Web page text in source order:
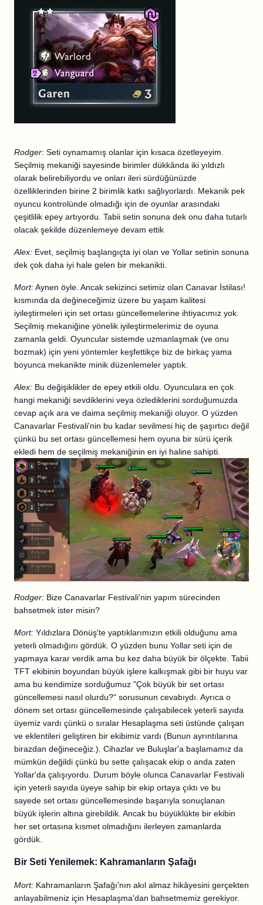
Rodger: Seti oynamamış olanlar için kısaca özetleyeyim.
Seçilmiş mekaniği sayesinde birimler dükkânda iki yıldızlı
olarak belirebiliyordu ve onları ileri sürdüğünüzde
özelliklerinden birine 2 birimlik katkı sağlıyorlardı. Mekanik pek
oyuncu kontrolünde olmadığı için de oyunlar arasındaki
çeşitlilik epey artıyordu. Tabii setin sonuna dek onu daha tutarlı
olacak şekilde düzenlemeye devam ettik
Alex: Evet, seçilmiş başlangıçta iyi olan ve Yollar setinin sonuna
dek çok daha iyi hale gelen bir mekanikti.
Mort:Aynen öyle. Ancak sekizinci setimiz olan Canavar İstilası!
kısmında da değineceğimiz üzere bu yaşam kalitesi
iyileştirmeleri için set ortası güncellemelerine ihtiyacımız yok.
Seçilmiş mekaniğine yönelik iyileştirmelerimiz de oyuna
zamanla geldi. Oyuncular sistemde uzmanlaşmak (ve onu
bozmak) için yeni yöntemler keşfettikçe biz de birkaç yama
boyunca mekanikte minik düzenlemeler yaptık.
Alex: Bu değişiklikler de epey etkili oldu. Oyunculara en çok
hangi mekaniği sevdiklerini veya özlediklerini sorduğumuzda
cevap açık ara ve daima seçilmiş mekaniği oluyor. O yüzden
Canavarlar Festivali'nin bu kadar sevilmesi hiç de şaşırtıcı değil
çünkü bu set ortası güncellemesi hem oyuna bir sürü içerik
ekledi hem de seçilmiş mekaniğinin en iyi haline sahipti.
Rodger: Bize Canavarlar Festivali'nin yapım sürecinden
bahsetmek ister misin?
Mort: Yıldızlara Dönüş'te yaptıklarımızın etkili olduğunu ama
yeterli olmadığını gördük. O yüzden bunu Yollar seti için de
yapmaya karar verdik ama bu kez daha büyük bir ölçekte. Tabii
TFT ekibinin boyundan büyük işlere kalkışmak gibi bir huyu var
ama bu kendimize sorduğumuz "Çok büyük bir set ortası
güncellemesi nasıl olurdu?" sorusunun cevabıydı. Ayrıca o
dönem set ortası güncellemesinde çalışabilecek yeterli sayıda
üyemiz vardı çünkü o sıralar Hesaplaşma seti üstünde çalışan
ve eklentileri geliştiren bir ekibimiz vardı (Bunun ayrıntılarına
birazdan değineceğiz.). Cihazlar ve Buluşlar'a başlamamız da
mümkün değildi çünkü bu sette çalışacak ekip o anda zaten
Yollar'da çalışıyordu. Durum böyle olunca Canavarlar Festivali
için yeterli sayıda üyeye sahip bir ekip ortaya çıktı ve bu
sayede set ortası güncellemesinde başarıyla sonuçlanan
büyük işlerin altına girebildik. Ancak bu büyüklükte bir ekibin
her set ortasına kısmet olmadığını ilerleyen zamanlarda
gördük.
Bir Seti Yenilemek: Kahramanların Şafağı
Mort: Kahramanların Şafağı'nın akıl almaz hikâyesini gerçekten
anlayabilmeniz için Hesaplaşma'dan bahsetmemiz gerekiyor.